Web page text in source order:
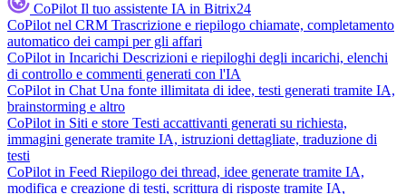
CoPilot Il tuo assistente IA in Bitrix24
CoPilot nel CRM Trascrizione e riepilogo chiamate, completamento
automatico dei campi per gli affari
CoPilot in Incarichi Descrizioni e riepiloghi degli incarichi, elenchi
di controllo e commenti generati con l'IA
CoPilot in Chat Una fonte illimitata di idee, testi generati tramite IA,
brainstorming e altro
CoPilot in Siti e store Testi accattivanti generati su richiesta,
immagini generate tramite IA, istruzioni dettagliate, traduzione di
testi
CoPilot in Feed Riepilogo dei thread, idee generate tramite IA,
modifica e creazione di testi, scrittura di risposte tramite IA,